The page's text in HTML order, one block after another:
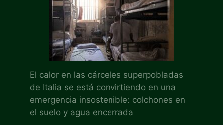
El calor en las cárceles superpobladas
de Italia se está convirtiendo en una
emergencia insostenible: colchones en
el suelo y agua encerrada